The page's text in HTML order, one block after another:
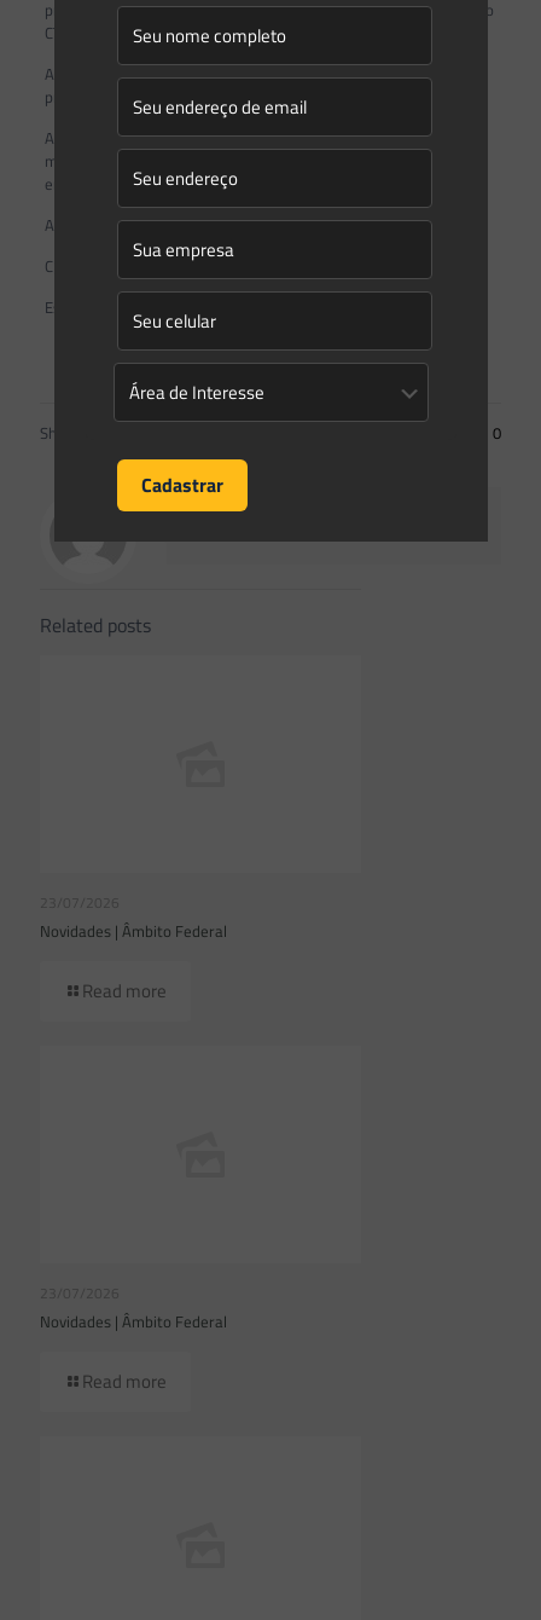
prorrogado por igual período mediante deliberação do Plenário do
CTCP/SBCE.
Art. 10. A participação no GT Financeiro será considerada
prestação de serviço público relevante, não remunerada.
Art. 11. Eventuais despesas decorrentes da participação dos
membros no GT Financeiro correrão à conta das instituições ou
entidades que representam.
Art. 12. Esta Resolução entra em vigor na data de sua publicação.
CRISTINA FRÓES DE BORJA REIS
Este conteúdo não substitui o publicado na versão certificada.
Facebook Comments
Share 0
Related posts
23/07/2026
Novidades | Âmbito Federal
Read more
23/07/2026
Novidades | Âmbito Federal
Read more